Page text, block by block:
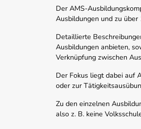
Der AMS-
Ausbildungen und zu
Detaillierte
Ausbildungen anbieten,
Verknüpfung zwischen
Der Fokus liegt dabei auf
oder zur
Zu den einzelnen
also z. B. keine